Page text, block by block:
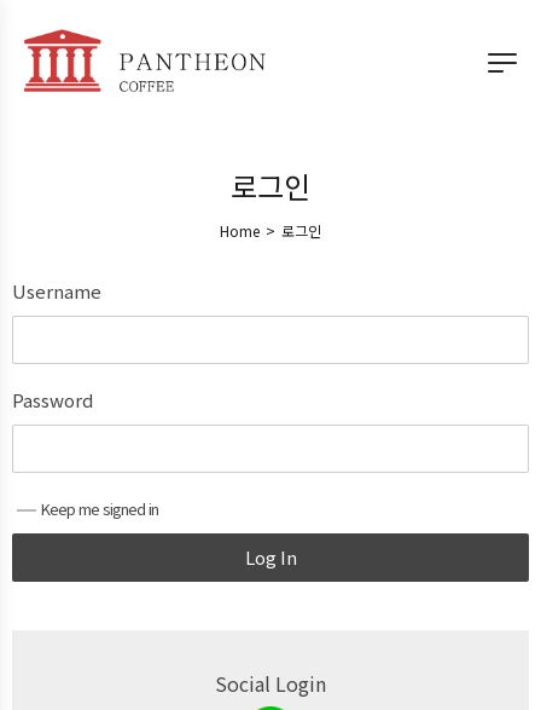
로그인
Home > 로그인
Username
Password
Keep me signed in
Log In
Social Login